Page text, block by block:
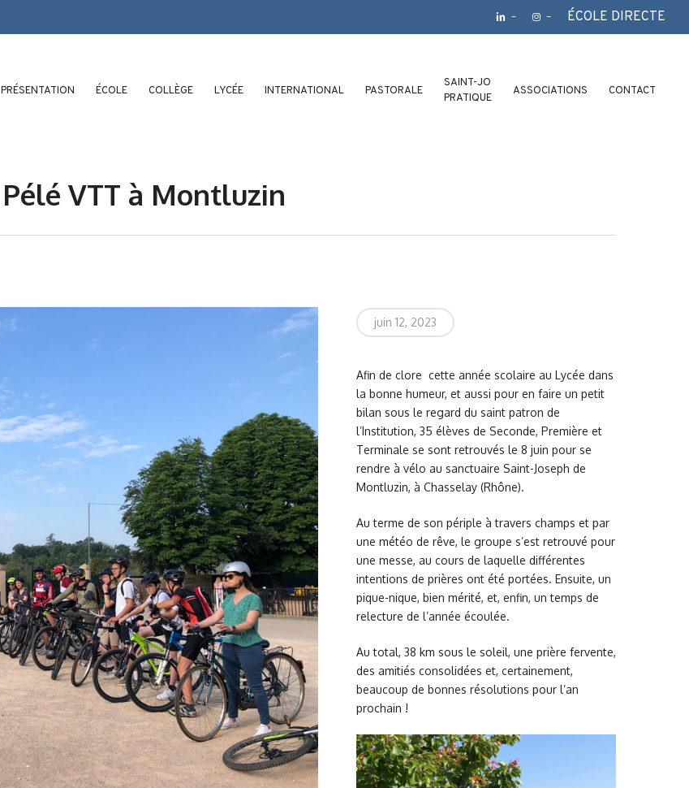
– – ÉCOLE DIRECTE
PRÉSENTATION ÉCOLE COLLÈGE LYCÉE INTERNATIONAL PASTORALE
SAINT-JO
PRATIQUE
ASSOCIATIONS CONTACT
Pélé VTT à Montluzin
juin 12, 2023
Afin de clore cette année scolaire au Lycée dans
la bonne humeur, et aussi pour en faire un petit
bilan sous le regard du saint patron de
l’Institution, 35 élèves de Seconde, Première et
Terminale se sont retrouvés le 8 juin pour se
rendre à vélo au sanctuaire Saint-Joseph de
Montluzin, à Chasselay (Rhône).
Au terme de son périple à travers champs et par
une météo de rêve, le groupe s’est retrouvé pour
une messe, au cours de laquelle différentes
intentions de prières ont été portées. Ensuite, un
pique-nique, bien mérité, et, enfin, un temps de
relecture de l’année écoulée.
Au total, 38 km sous le soleil, une prière fervente,
des amitiés consolidées et, certainement,
beaucoup de bonnes résolutions pour l’an
prochain !